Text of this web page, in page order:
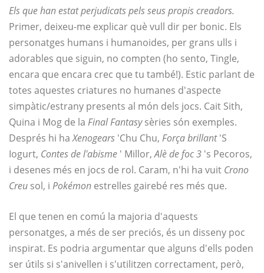
Els que han estat perjudicats pels seus propis creadors.
Primer, deixeu-me explicar què vull dir per bonic. Els
personatges humans i humanoides, per grans ulls i
adorables que siguin, no compten (ho sento, Tingle,
encara que encara crec que tu també!). Estic parlant de
totes aquestes criatures no humanes d'aspecte
simpàtic/estrany presents al món dels jocs. Cait Sith,
Quina i Mog de la Final Fantasysèries són exemples.
Després hi haXenogears 'Chu Chu, Força brillant'S
Iogurt, Contes de l'abisme ' Millor,Alè de foc 3 's Pecoros,
i desenes més en jocs de rol. Caram, n'hi ha vuit Crono
Creu sol, i Pokémon estrelles gairebé res més que.
El que tenen en comú la majoria d'aquests
personatges, a més de ser preciós, és un disseny poc
inspirat. Es podria argumentar que alguns d'ells poden
ser útils si s'anivellen i s'utilitzen correctament, però,